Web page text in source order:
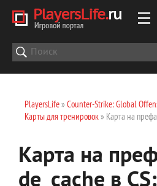
PlayersLife» Counter-Strike: Global
Карты для тренировок» Карта на
Карта на